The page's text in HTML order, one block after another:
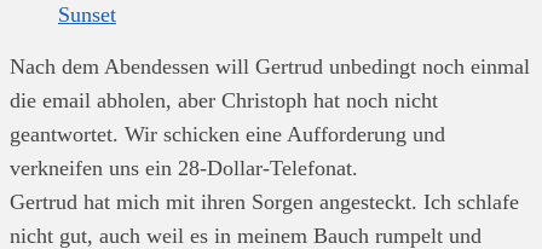
Sunset
Nach dem Abendessen will Gertrud unbedingt noch einmal
die email abholen, aber Christoph hat noch nicht
geantwortet. Wir schicken eine Aufforderung und
verkneifen uns ein 28-Dollar-Telefonat.
Gertrud hat mich mit ihren Sorgen angesteckt. Ich schlafe
nicht gut, auch weil es in meinem Bauch rumpelt und